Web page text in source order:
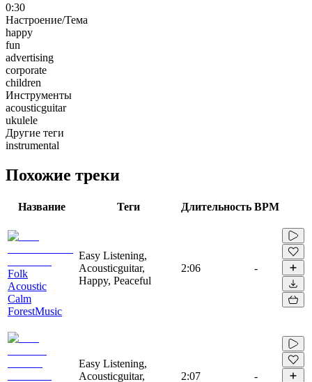
0:30
Настроение/Тема
happy
fun
advertising
corporate
children
Инструменты
acousticguitar
ukulele
Другие теги
instrumental
Похожие треки
Название Теги Длительность BPM
Folk
Acoustic
Calm
ForestMusic
Easy Listening,
Acousticguitar,
Happy, Peaceful
2:06 -
Easy Listening,
Acousticguitar,
2:07 -